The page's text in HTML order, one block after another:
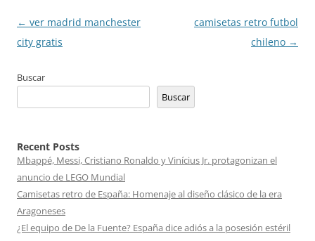
Navegación
de
← ver madrid manchester
city gratis
camisetas retro futbol
chileno →
Buscar
Buscar
Recent Posts
Mbappé, Messi, Cristiano Ronaldo y Vinícius Jr. protagonizan el
anuncio de LEGO Mundial
Camisetas retro de España: Homenaje al diseño clásico de la era
Aragoneses
¿El equipo de De la Fuente? España dice adiós a la posesión estéril